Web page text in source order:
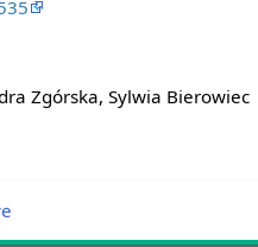
Zgórska, Sylwia Bierowiec